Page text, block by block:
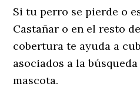
Si tu perro se pierde o
Castañar o en el resto
cobertura te ayuda a
asociados a la
mascota.